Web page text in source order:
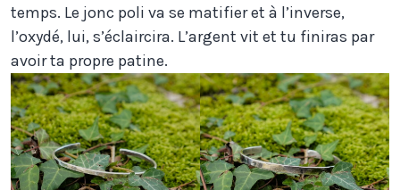
temps. Le jonc poli va se matifier et à l’inverse,
l’oxydé, lui, s’éclaircira. L’argent vit et tu finiras par
avoir ta propre patine.